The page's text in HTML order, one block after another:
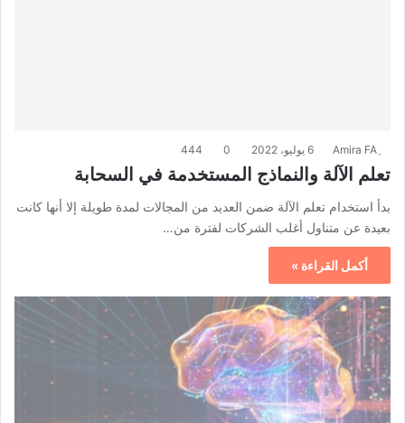
6 يوليو، 2022 0
444
تعلم الآلة والنماذج المستخدمة في السحابة
بدأ استخدام تعلم الآلة ضمن العديد من المجالات لمدة طويلة إلا أنها كانت
بعيدة عن متناول أغلب الشركات لفترة من…
أكمل القراءة »